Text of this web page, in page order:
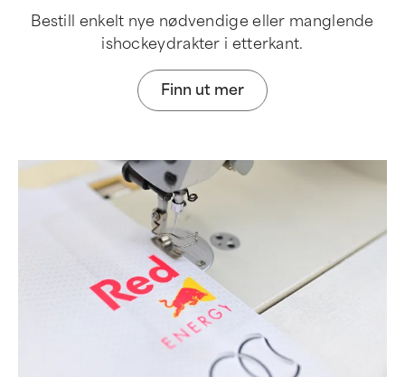
Bestill enkelt nye nødvendige eller manglende
ishockeydrakter i etterkant.
Finn ut mer